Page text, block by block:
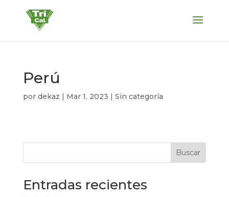
Perú
por dekaz | Mar 1, 2023 | Sin categoría
Buscar
Entradas recientes